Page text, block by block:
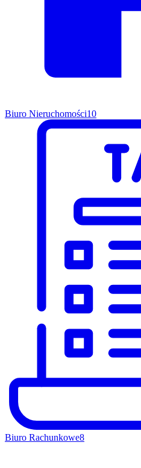
Biuro Nieruchomości10
Biuro Rachunkowe8